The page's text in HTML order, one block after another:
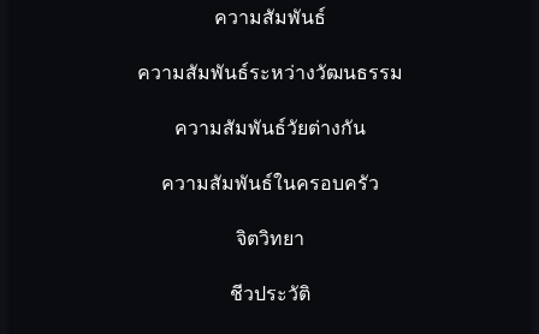
ความสัมพันธ์
ความสัมพันธ์ระหว่างวัฒนธรรม
ความสัมพันธ์วัยต่างกัน
ความสัมพันธ์ในครอบครัว
จิตวิทยา
ชีวประวัติ